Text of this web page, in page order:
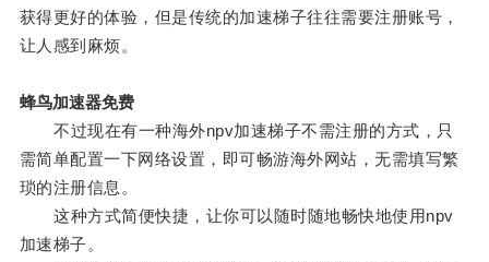
获得更好的体验，但是传统的加速梯子往往需要注册账号，
让人感到麻烦。
蜂鸟加速器免费
不过现在有一种海外npv加速梯子不需注册的方式，只
需简单配置一下网络设置，即可畅游海外网站，无需填写繁
琐的注册信息。
这种方式简便快捷，让你可以随时随地畅快地使用npv
加速梯子。